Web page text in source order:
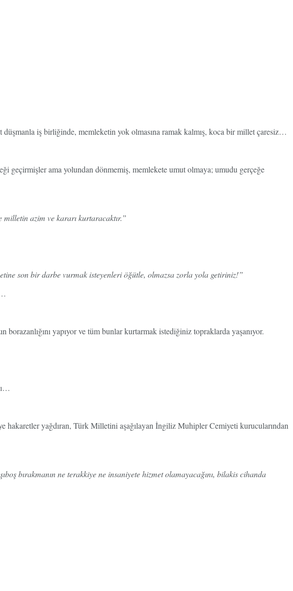
iş birliğinde, memleketin yok olmasına ramak kalmış, koca bir millet çaresiz…
geçirmişler ama yolundan dönmemiş, memlekete umut olmaya; umudu gerçeğe
milletin azim ve kararı kurtaracaktır.”
son bir darbe vurmak isteyenleri öğütle, olmazsa zorla yola getiriniz!”
borazanlığını yapıyor ve tüm bunlar kurtarmak istediğiniz topraklarda yaşanıyor.
hakaretler yağdıran, Türk Milletini aşağılayan İngiliz Muhipler Cemiyeti kurucularından
bırakmanın ne terakkiye ne insaniyete hizmet olamayacağını, bilakis cihanda